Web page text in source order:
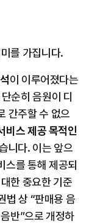
를 가집니다.
이 이루어졌다는
순히 음원이 디
간주할 수 없으
비스 제공 목적인
니다. 이는 앞으
스를 통해 제공되
한 중요한 기준
법 상 “판매용 음
반”으로 개정하